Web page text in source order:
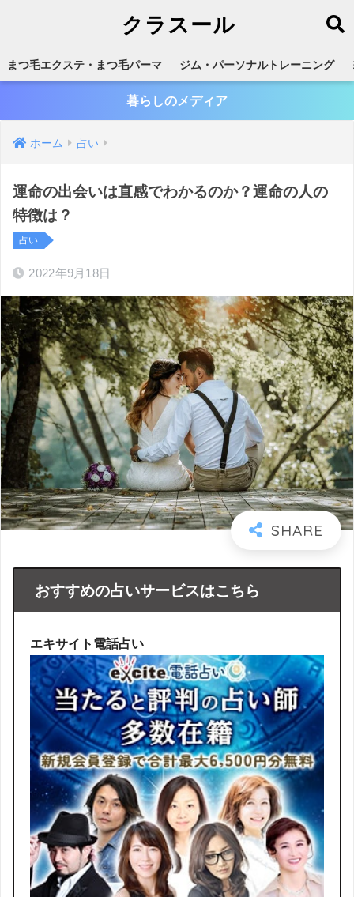
クラスール
まつ毛エクステ・まつ毛パーマ ジム・パーソナルトレーニング
暮らしのメディア
ホーム 占い
運命の出会いは直感でわかるのか？運命の人の
特徴は？
占い
2022年9月18日
おすすめの占いサービスはこちら
エキサイト電話占い